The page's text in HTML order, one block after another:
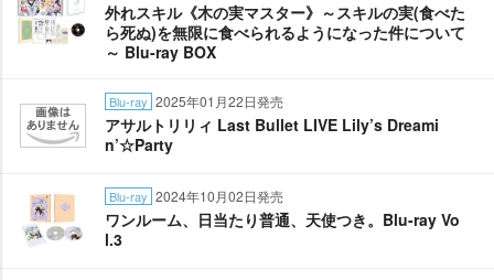
外れスキル《木の実マスター》～スキルの実(食べた
ら死ぬ)を無限に食べられるようになった件について
～ Blu-ray BOX
Blu-ray 2025年01月22日発売
アサルトリリィ Last Bullet LIVE Lily’s Dreami
n’☆Party
Blu-ray 2024年10月02日発売
ワンルーム、日当たり普通、天使つき。Blu-ray Vo
l.3